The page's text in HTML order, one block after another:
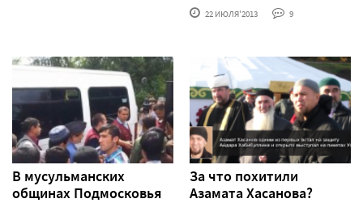
22 ИЮЛЯ'2013 9
В мусульманских
общинах Подмосковья
За что похитили
Азамата Хасанова?